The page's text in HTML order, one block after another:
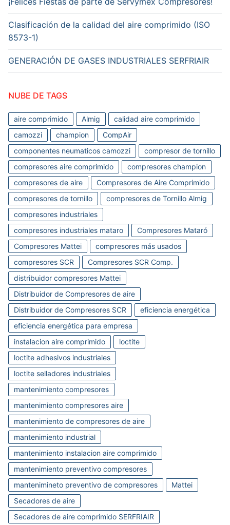
Clasificación de la calidad del aire comprimido (ISO
8573-1)
GENERACIÓN DE GASES INDUSTRIALES SERFRIAIR
NUBE DE TAGS
aire comprimido Almig
calidad aire comprimido
camozzi
champion
CompAir
componentes neumaticos camozzi
compresor de tornillo
compresores aire comprimido
compresores champion
compresores de aire
Compresores de Aire Comprimido
compresores de tornillo
compresores de Tornillo Almig
compresores industriales
compresores industriales mataro
Compresores Mataró
Compresores Mattei
compresores más usados
compresores SCR
Compresores SCR Comp.
distribuidor compresores Mattei
Distribuidor de Compresores de aire
Distribuidor de Compresores SCR
eficiencia energética
eficiencia energética para empresa
instalacion aire comprimido
loctite
loctite adhesivos industriales
loctite selladores industriales
mantenimiento compresores
mantenimiento compresores aire
mantenimiento de compresores de aire
mantenimiento industrial
mantenimiento instalacion aire comprimido
mantenimiento preventivo compresores
mantenimineto preventivo de compresores
Mattei
Secadores de aire
Secadores de aire comprimido SERFRIAIR